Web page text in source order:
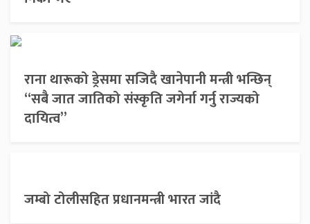
राना थारूको ड्रेसमा सजिदै खानेपानी मन्त्री भन्छिन्
“सबै जात जातिको संस्कृति जगेर्ना गर्नु राज्यको
दायित्व”
जम्बो टोलीसहित प्रधानमन्त्री भारत जांदै